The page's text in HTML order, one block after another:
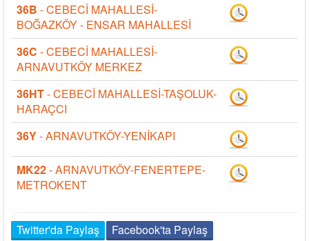
36B - CEBECİ MAHALLESİ-
BOĞAZKÖY - ENSAR MAHALLESİ
36C - CEBECİ MAHALLESİ-
ARNAVUTKÖY MERKEZ
36HT- CEBECİ MAHALLESİ-TAŞOLUK-
HARAÇCI
36Y- ARNAVUTKÖY-YENİKAPI
MK22- ARNAVUTKÖY-FENERTEPE-
METROKENT
Twitter'da Paylaş
Facebook'ta Paylaş